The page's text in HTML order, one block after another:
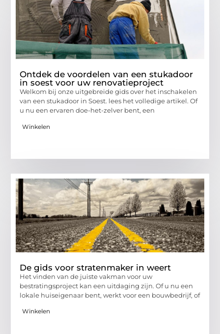
Ontdek de voordelen van een stukadoor
in soest voor uw renovatieproject
Welkom bij onze uitgebreide gids over het inschakelen
van een stukadoor in Soest. lees het volledige artikel. Of
u nu een ervaren doe-het-zelver bent, een
Winkelen
De gids voor stratenmaker in weert
Het vinden van de juiste vakman voor uw
bestratingsproject kan een uitdaging zijn. Of u nu een
lokale huiseigenaar bent, werkt voor een bouwbedrijf, of
Winkelen